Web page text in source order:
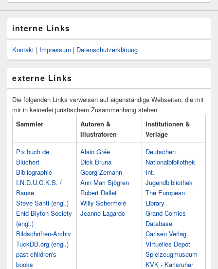
interne Links
Kontakt | Impressum | Datenschutzerklärung
externe Links
Die folgenden Links verweisen auf eigenständige Webseiten, die mit
mir in keinerlei juristischem Zusammenhang stehen.
Sammler
Autoren &
Illustratoren
Institutionen &
Verlage
Pixibuch.de
Blüchert
Bibliographie
I.N.D.U.C.K.S. /
Bause
Steve Santi (engl.)
Enid Blyton Society
(engl.)
Bildschriften-Archiv
TuckDB.org (engl.)
past children's
books
Alain Grée
Dick Bruna
Georg Zemann
Ann Mari Sjögren
Robert Dallet
Willy Schermelé
Jeanne Lagarde
Deutschen
Nationalbibliothek
Int.
Jugendbibliothek
The European
Library
Grand Comics
Database
Carlsen Verlag
Virtuelles Depot
Spielzeugmuseum
KVK - Karlsruher